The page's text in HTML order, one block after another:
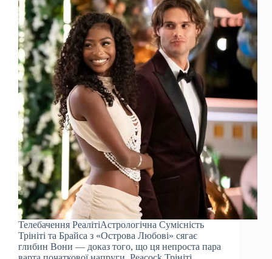
Телебачення РеалітіАстрологічна Сумісність
Трініті та Брайса з «Острова Любові» сягає
глибин Вони — доказ того, що ця непроста пара